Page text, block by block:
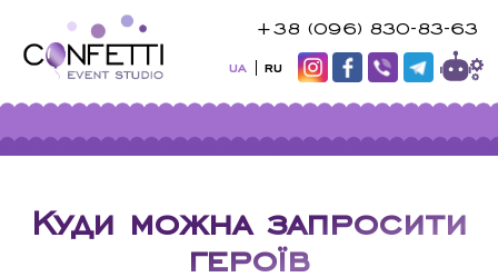
+38 (096) 830-83-63
UA RU
Куди можна запросити
героїв